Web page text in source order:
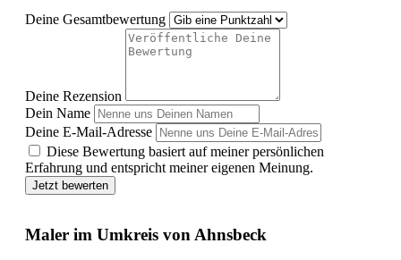
Deine Gesamtbewertung
Deine Rezension
Dein Name
Deine E-Mail-Adresse
Diese Bewertung basiert auf meiner persönlichen
Erfahrung und entspricht meiner eigenen Meinung.
Jetzt bewerten
Maler im Umkreis von Ahnsbeck